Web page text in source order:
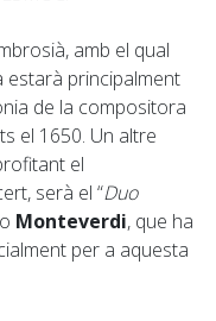
amb el qual
estarà principalment
de la compositora
el 1650. Un altre
el
serà el “Duo
Monteverdi, que ha
per a aquesta